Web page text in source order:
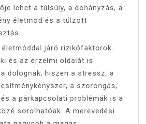
lehet a túlsúly, a dohányzás, a
életmód és a túlzott
életmóddal járó rizikófaktorok.
és az érzelmi oldalát is
dolognak, hiszen a stressz, a
a szorongás,
a párkapcsolati problémák is a
sorolhatóak. A merevedési